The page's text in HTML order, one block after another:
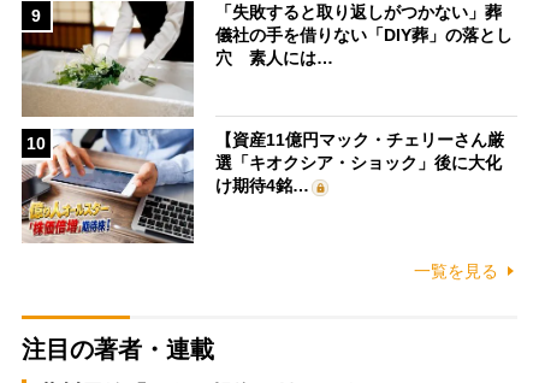
9
「失敗すると取り返しがつかない」葬
儀社の手を借りない「DIY葬」の落とし
穴 素人には…
10
【資産11億円マック・チェリーさん厳
選「キオクシア・ショック」後に大化
け期待4銘…
一覧を見る
注目の著者・連載